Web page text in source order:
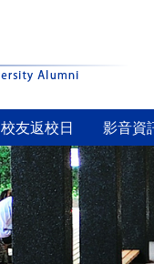
校友返校日 影音資